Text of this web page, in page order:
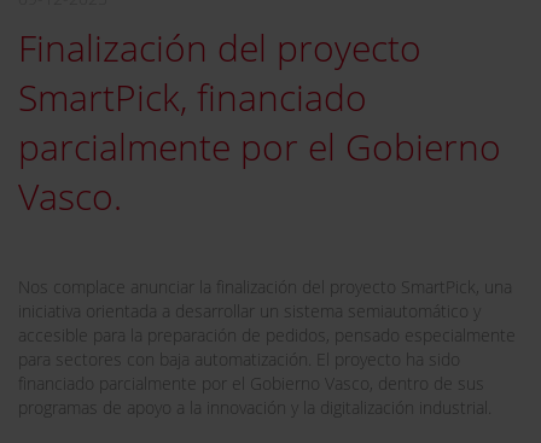
Finalización del proyecto
SmartPick, financiado
parcialmente por el Gobierno
Vasco.
Nos complace anunciar la finalización del proyecto SmartPick, una
iniciativa orientada a desarrollar un sistema semiautomático y
accesible para la preparación de pedidos, pensado especialmente
para sectores con baja automatización. El proyecto ha sido
financiado parcialmente por el Gobierno Vasco, dentro de sus
programas de apoyo a la innovación y la digitalización industrial.